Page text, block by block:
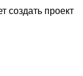
создать проект